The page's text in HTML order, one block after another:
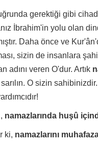
gerektiği gibi
İbrahim'in yolu olan
Daha önce ve
sizin de insanlara
adını veren O'dur. Artık
O sizin
namazlarında huşû
ki, namazlarını